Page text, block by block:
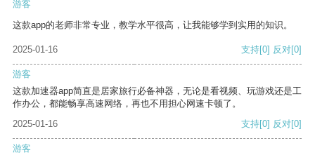
游客
这款app的老师非常专业，教学水平很高，让我能够学到实用的知识。
2025-01-16 支持[0] 反对[0]
游客
这款加速器app简直是居家旅行必备神器，无论是看视频、玩游戏还是工
作办公，都能畅享高速网络，再也不用担心网速卡顿了。
2025-01-16
支持[0] 反对[0]
游客